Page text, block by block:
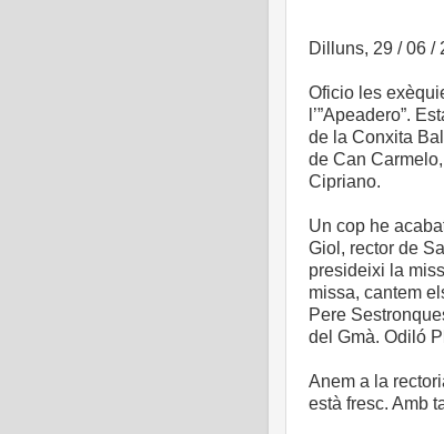
Dilluns, 29 / 06 /
Oficio les
l’”Apeadero”.
de la Conxita
de Can
Cipriano.
Un cop he
Giol, rector de
presideixi la
missa, cantem
Pere
del Gmà. Odiló
Anem a la
està fresc. Amb